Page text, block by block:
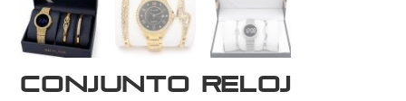
Conjunto Reloj